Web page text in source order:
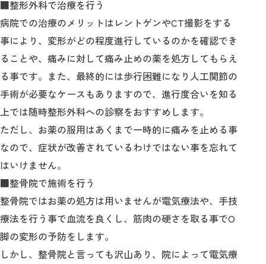
■整形外科で治療を行う
病院での治療のメリットはレントゲンやCT撮影をする
事により、変形がどの程度進行しているのかを確認でき
ることや、痛みに対して痛み止めの薬を処方してもらえ
る事です。また、最終的には歩行困難になり人工関節の
手術が必要なケースもありますので、進行度合いを知る
上では随時整形外科への診察をおすすめします。
ただし、お薬の服用はあくまで一時的に痛みを止める事
なので、症状が改善されているわけではない事を忘れて
はいけません。
■整骨院で施術を行う
整骨院ではお薬の処方は用いませんが電気療法や、手技
療法を行う事で血流を良くし、筋肉の硬さを取る事でО
脚の変形の予防をします。
しかし、整骨院と言っても沢山あり、院によって電気療